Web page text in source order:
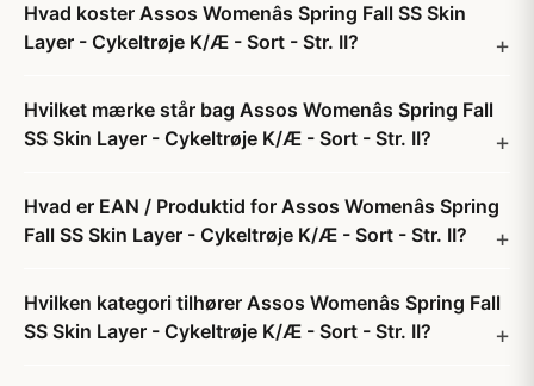
Hvad koster Assos Womenâs Spring Fall SS Skin
Layer - Cykeltrøje K/Æ - Sort - Str. II?
Hvilket mærke står bag Assos Womenâs Spring Fall
SS Skin Layer - Cykeltrøje K/Æ - Sort - Str. II?
Hvad er EAN / Produktid for Assos Womenâs Spring
Fall SS Skin Layer - Cykeltrøje K/Æ - Sort - Str. II?
Hvilken kategori tilhører Assos Womenâs Spring Fall
SS Skin Layer - Cykeltrøje K/Æ - Sort - Str. II?